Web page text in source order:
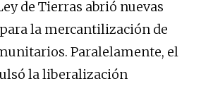
de Tierras abrió nuevas
la mercantilización de
Paralelamente, el
la liberalización